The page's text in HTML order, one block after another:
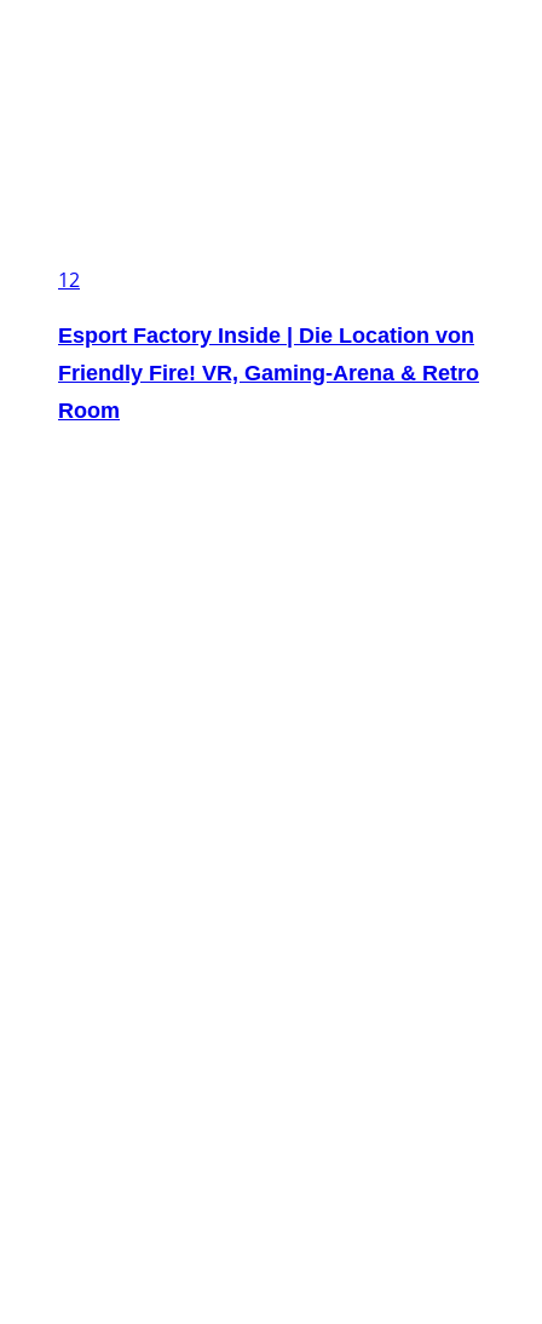
12
Esport Factory Inside | Die Location von
Friendly Fire! VR, Gaming-Arena & Retro
Room